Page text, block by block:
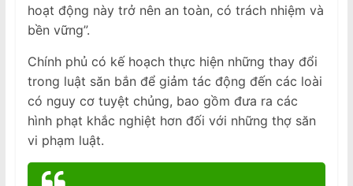
hoạt động này trở nên an toàn, có trách nhiệm và
bền vững”.
Chính phủ có kế hoạch thực hiện những thay đổi
trong luật săn bắn để giảm tác động đến các loài
có nguy cơ tuyệt chủng, bao gồm đưa ra các
hình phạt khắc nghiệt hơn đối với những thợ săn
vi phạm luật.